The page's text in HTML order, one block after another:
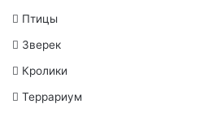
Птицы
Зверек
Кролики
Террариум